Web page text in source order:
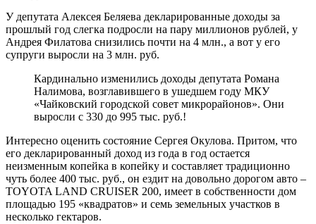
У депутата Алексея Беляева декларированные доходы за
прошлый год слегка подросли на пару миллионов рублей, у
Андрея Филатова снизились почти на 4 млн., а вот у его
супруги выросли на 3 млн. руб.
Кардинально изменились доходы депутата Романа
Налимова, возглавившего в ушедшем году МКУ
«Чайковский городской совет микрорайонов». Они
выросли с 330 до 995 тыс. руб.!
Интересно оценить состояние Сергея Окулова. Притом, что
его декларированный доход из года в год остается
неизменным копейка в копейку и составляет традиционно
чуть более 400 тыс. руб., он ездит на довольно дорогом авто –
TOYOTA LAND CRUISER 200, имеет в собственности дом
площадью 195 «квадратов» и семь земельных участков в
несколько гектаров.